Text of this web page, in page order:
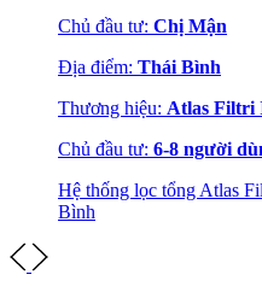
Chủ đầu tư: Chị Mận
Địa điểm: Thái Bình
Thương hiệu: Atlas Filtri
Chủ đầu tư: 6-8 người
Hệ thống lọc tổng Atlas
Bình